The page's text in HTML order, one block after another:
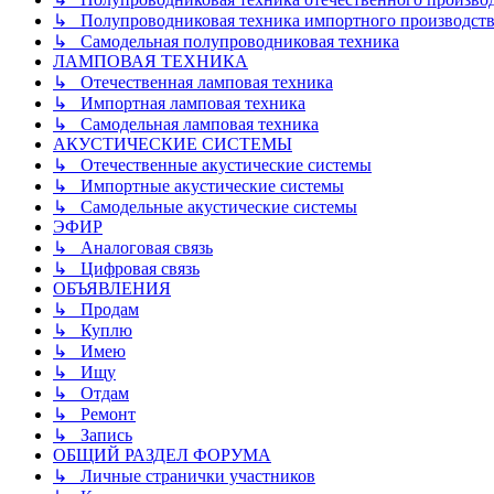
↳ Полупроводниковая техника импортного
↳ Самодельная полупроводниковая техника
ЛАМПОВАЯ ТЕХНИКА
↳ Отечественная ламповая техника
↳ Импортная ламповая техника
↳ Самодельная ламповая техника
АКУСТИЧЕСКИЕ СИСТЕМЫ
↳ Отечественные акустические системы
↳ Импортные акустические системы
↳ Самодельные акустические системы
ЭФИР
↳ Аналоговая связь
↳ Цифровая связь
ОБЪЯВЛЕНИЯ
↳ Продам
↳ Куплю
↳ Имею
↳ Ищу
↳ Отдам
↳ Ремонт
↳ Запись
ОБЩИЙ РАЗДЕЛ ФОРУМА
↳ Личные странички участников